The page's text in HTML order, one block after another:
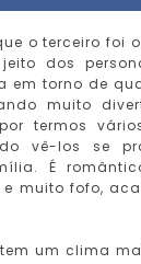
o terceiro foi
dos
em torno de
muito
termos
vê-los se
É
muito fofo,
um clima